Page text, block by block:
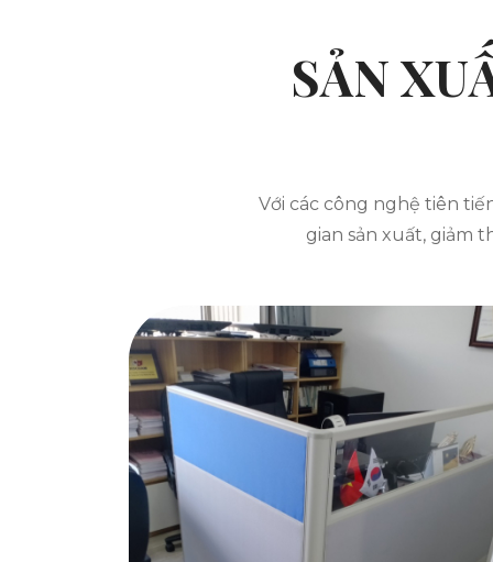
SẢN
Với các công nghệ tiên
gian sản xuất, giảm